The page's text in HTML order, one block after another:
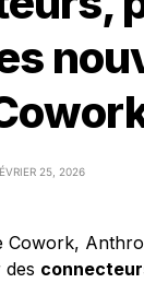
25, 2026
Cowork,